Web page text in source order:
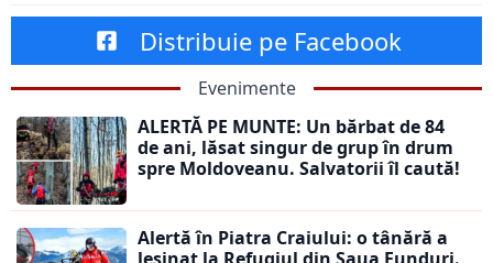
Distribuie pe Facebook
Evenimente
ALERTĂ PE MUNTE: Un bărbat de 84
de ani, lăsat singur de grup în drum
spre Moldoveanu. Salvatorii îl caută!
Alertă în Piatra Craiului: o tânără a